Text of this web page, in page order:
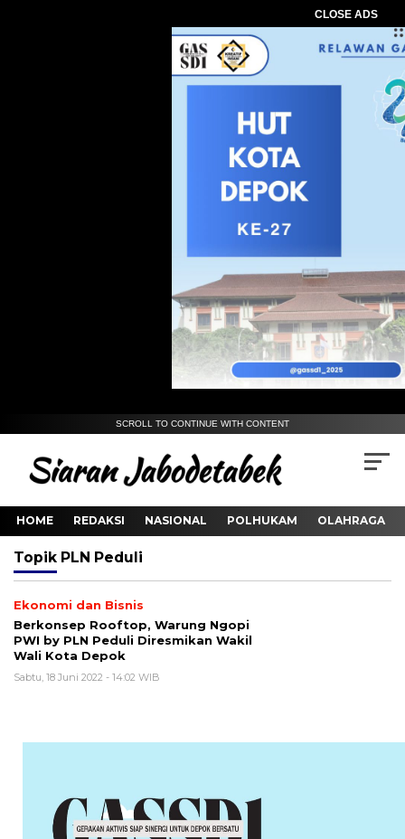
CLOSE ADS
SCROLL TO CONTINUE WITH CONTENT
HOME REDAKSI NASIONAL POLHUKAM OLAHRAGA
Topik PLN Peduli
Ekonomi dan Bisnis
Berkonsep Rooftop, Warung Ngopi
PWI by PLN Peduli Diresmikan Wakil
Wali Kota Depok
Sabtu, 18 Juni 2022 - 14:02 WIB